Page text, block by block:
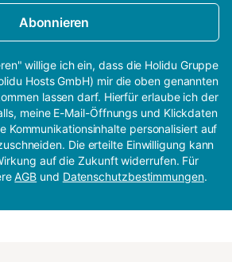
Abonnieren
willige ich ein, dass die Holidu Gruppe
Hosts GmbH) mir die oben genannten
lassen darf. Hierfür erlaube ich der
meine E-Mail-Öffnungs und Klickdaten
Kommunikationsinhalte personalisiert auf
Die erteilte Einwilligung kann
auf die Zukunft widerrufen. Für
AGB und Datenschutzbestimmungen.